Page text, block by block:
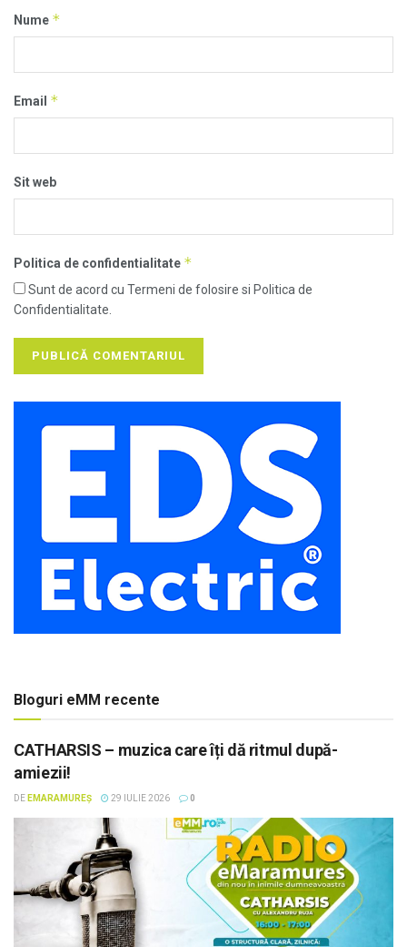
Nume *
Email *
Sit web
Politica de confidentialitate *
Sunt de acord cu Termeni de folosire si Politica de
Confidentialitate.
Bloguri eMM recente
CATHARSIS – muzica care îți dă ritmul după-
amiezii!
DE EMARAMUREȘ 29 IULIE 2026 0